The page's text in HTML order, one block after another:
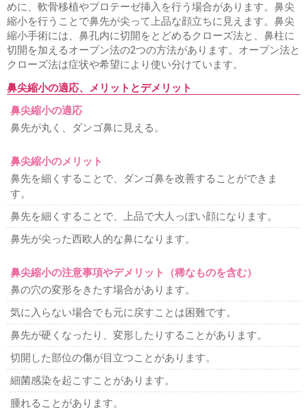
めに、軟骨移植やプロテーゼ挿入を行う場合があります。鼻尖
縮小を行うことで鼻先が尖って上品な顔立ちに見えます。鼻尖
縮小手術には、鼻孔内に切開をとどめるクローズ法と、鼻柱に
切開を加えるオープン法の2つの方法があります。オープン法と
クローズ法は症状や希望により使い分けています。
鼻尖縮小の適応、メリットとデメリット
鼻尖縮小の適応
鼻先が丸く、ダンゴ鼻に見える。
鼻尖縮小のメリット
鼻先を細くすることで、ダンゴ鼻を改善することができま
す。
鼻先を細くすることで、上品で大人っぽい顔になります。
鼻先が尖った西欧人的な鼻になります。
鼻尖縮小の注意事項やデメリット（稀なものを含む）
鼻の穴の変形をきたす場合があります。
気に入らない場合でも元に戻すことは困難です。
鼻先が硬くなったり、変形したりすることがあります。
切開した部位の傷が目立つことがあります。
細菌感染を起こすことがあります。
腫れることがあります。